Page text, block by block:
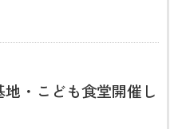
・こども食堂開催し